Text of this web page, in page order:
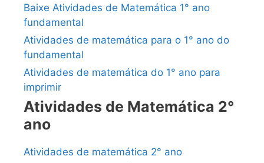
Baixe Atividades de Matemática 1° ano
fundamental
Atividades de matemática para o 1° ano do
fundamental
Atividades de matemática do 1° ano para
imprimir
Atividades de Matemática 2°
ano
Atividades de matemática 2° ano